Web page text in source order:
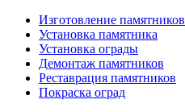
Изготовление памятников
Установка памятника
Установка ограды
Демонтаж памятников
Реставрация памятников
Покраска оград